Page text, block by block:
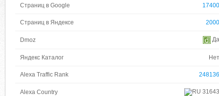
Страниц в Google 17400
Страниц в Яндексе 2000
Dmoz Да
Яндекс Каталог Нет
Alexa Traffic Rank 248136
Alexa Country 31643